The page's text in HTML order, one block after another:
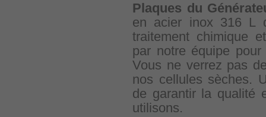
Plaques du
en acier inox 316 L
traitement chimique
par notre équipe
Vous ne verrez pas
nos cellules sèches.
de garantir la qualité
utilisons.